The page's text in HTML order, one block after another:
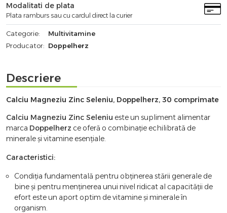
Modalitati de plata
Plata ramburs sau cu cardul direct la curier
Categorie:
Multivitamine
Producator: Doppelherz
Descriere
Calciu Magneziu Zinc Seleniu, Doppelherz, 30 comprimate
Calciu Magneziu Zinc Seleniu este un supliment alimentar
marca Doppelherz ce oferă o combinație echilibrată de
minerale și vitamine esențiale.
Caracteristici:
Condiția fundamentală pentru obținerea stării generale de
bine și pentru menținerea unui nivel ridicat al capacității de
efort este un aport optim de vitamine și minerale în
organism.